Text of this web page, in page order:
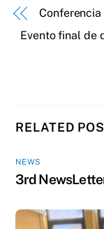
Conferencia
Evento final de
RELATED
NEWS
3rd